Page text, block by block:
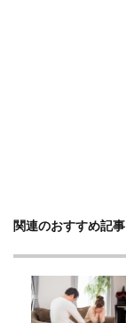
関連のおすすめ記事